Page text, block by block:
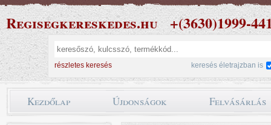
Regisegkereskedes.hu +(3630)1999-
részletes keresés keresés életrajzban is
Kezdőlap Újdonságok Felvásárlás